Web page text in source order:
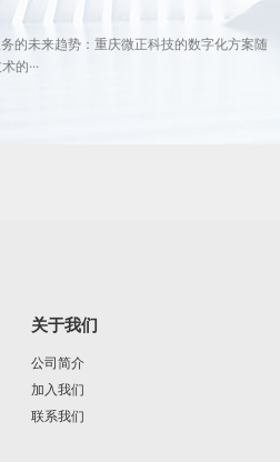
的未来趋势：重庆微正科技的数字化方案随
的···
关于我们
公司简介
加入我们
联系我们